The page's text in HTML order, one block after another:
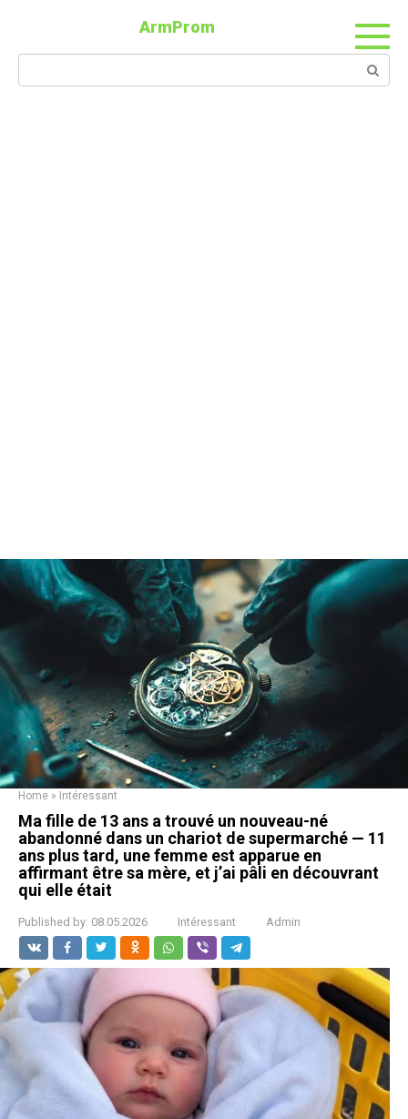
ArmProm
Home » Intéressant
Ma fille de 13 ans a trouvé un nouveau-né
abandonné dans un chariot de supermarché — 11
ans plus tard, une femme est apparue en
affirmant être sa mère, et j’ai pâli en découvrant
qui elle était
Published by: 08.05.2026 Intéressant Admin